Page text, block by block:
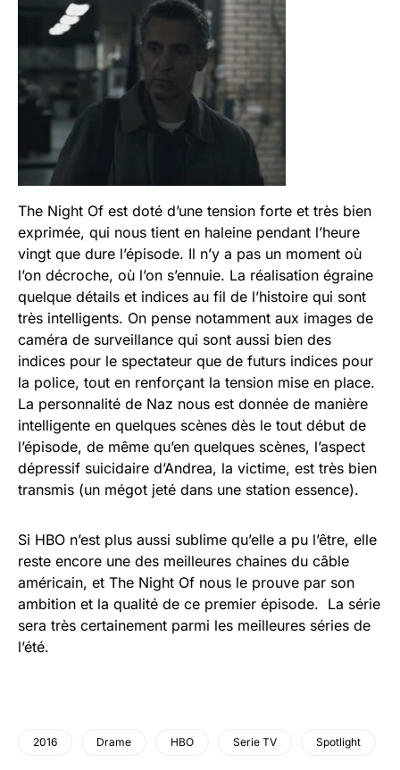
The Night Of est doté d’une tension forte et très bien
exprimée, qui nous tient en haleine pendant l’heure
vingt que dure l’épisode. Il n’y a pas un moment où
l’on décroche, où l’on s’ennuie. La réalisation égraine
quelque détails et indices au fil de l’histoire qui sont
très intelligents. On pense notamment aux images de
caméra de surveillance qui sont aussi bien des
indices pour le spectateur que de futurs indices pour
la police, tout en renforçant la tension mise en place.
La personnalité de Naz nous est donnée de manière
intelligente en quelques scènes dès le tout début de
l’épisode, de même qu’en quelques scènes, l’aspect
dépressif suicidaire d’Andrea, la victime, est très bien
transmis (un mégot jeté dans une station essence).
Si HBO n’est plus aussi sublime qu’elle a pu l’être, elle
reste encore une des meilleures chaines du câble
américain, et The Night Of nous le prouve par son
ambition et la qualité de ce premier épisode. La série
sera très certainement parmi les meilleures séries de
l’été.
2016 Drame HBO Serie TV Spotlight